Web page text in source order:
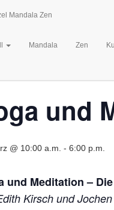
Mandala Zen
Mandala Zen
und
@ 10:00 a.m. - 6:00 p.m.
und Meditation –
Kirsch und